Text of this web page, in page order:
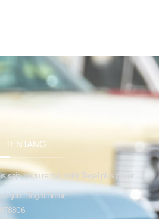
TENTANG
saja, yaitu rental mobil Tegal plus driver.
- Tegal Timur